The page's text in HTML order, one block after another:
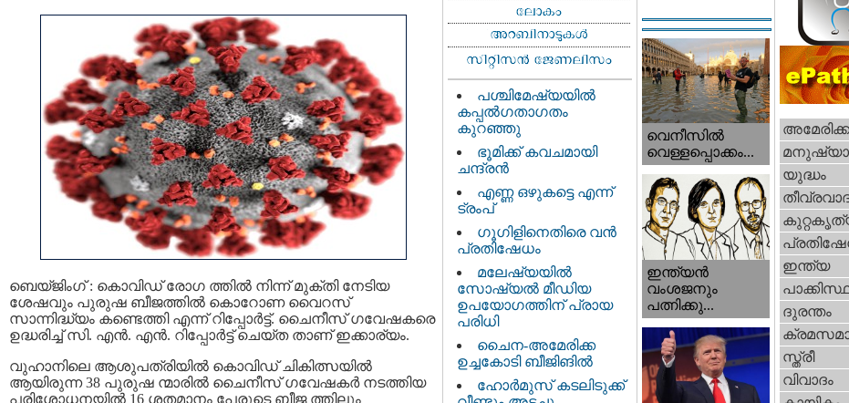
ബെയ്ജിംഗ് : കൊവിഡ് രോഗ ത്തിൽ നിന്ന് മുക്തി നേടിയ
ശേഷവും പുരുഷ ബീജത്തിൽ കൊറോണ വൈറസ്
സാന്നിദ്ധ്യം കണ്ടെത്തി എന്ന് റിപ്പോര്‍ട്ട്. ചൈനീസ് ഗവേഷകരെ
ഉദ്ധരിച്ച് സി. എൻ. എൻ. റിപ്പോർട്ട് ചെയ്ത താണ് ഇക്കാര്യം.
വുഹാനിലെ ആശുപത്രിയിൽ കൊവിഡ് ചികിത്സയില്‍
ആയിരുന്ന 38 പുരുഷ ന്മാരിൽ ചൈനീസ് ഗവേഷകർ നടത്തിയ
പരിശോധനയിൽ 16 ശതമാനം പേരുടെ ബീജ ത്തിലും
പശ്ചിമേഷ്യയിൽ
കപ്പൽഗതാഗതം
കുറഞ്ഞു
ഭൂമിക്ക് കവചമായി
ചന്ദ്രന്‍
എണ്ണ ഒഴുകട്ടെ എന്ന്
ട്രംപ്
ഗൂഗിളിനെതിരെ വൻ
പ്രതിഷേധം
മലേഷ്യയിൽ
സോഷ്യൽ മീഡിയ
ഉപയോഗത്തിന് പ്രായ
പരിധി
ചൈന-അമേരിക്ക
ഉച്ചകോടി ബീജിങിൽ
ഹോര്‍മുസ് കടലിടുക്ക്
വെനീസില്‍
വെള്ളപ്പൊക്കം...
ഇന്ത്യൻ
വംശജനും
പത്നിക്കു...
അമേരിക്ക
യുദ്ധം
ഇന്ത്യ
ദുരന്തം
സ്ത്രീ
വിവാദം